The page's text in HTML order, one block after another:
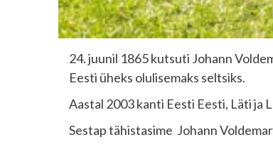
24. juunil 1865 kutsuti Johann
Eesti üheks olulisemaks seltsiks.
Aastal 2003 kanti Eesti Eesti, Läti ja
Sestap tähistasime Johann